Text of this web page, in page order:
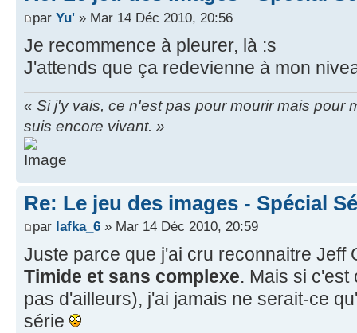
par Yu' » Mar 14 Déc 2010, 20:56
Je recommence à pleurer, là :s
J'attends que ça redevienne à mon
« Si j'y vais, ce n'est pas pour mourir mais pour
suis encore vivant. »
Re: Le jeu des images - Spécial
par lafka_6 » Mar 14 Déc 2010, 20:59
Juste parce que j'ai cru reconnaitre Jeff
Timide et sans complexe. Mais si c'est
pas d'ailleurs), j'ai jamais ne serait-ce
série